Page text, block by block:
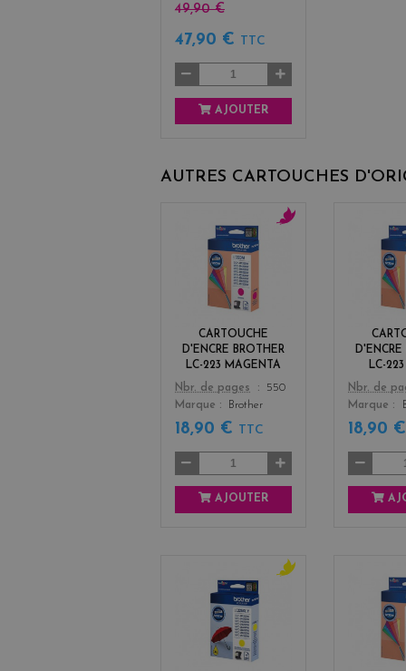
49,90 €
47,90 € TTC
AJOUTER
AUTRES CARTOUCHES
CARTOUCHE
D'ENCRE BROTHER
LC-223 MAGENTA
Color
Nbr. de pages
550
Marque
Brother
18,90 € TTC
AJOUTER
D'ENCRE
LC-
Color
Nbr. de
Marque
18,90 €